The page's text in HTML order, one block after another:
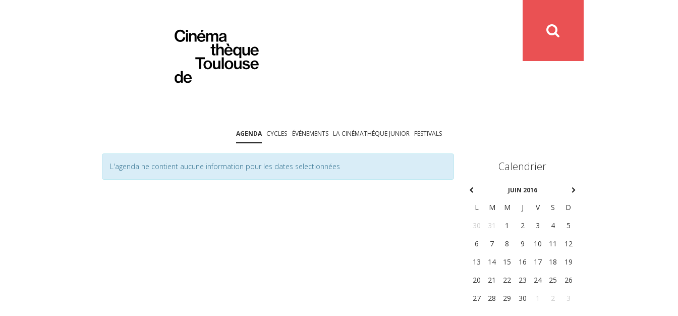
AGENDA CYCLES ÉVÉNEMENTS LA CINÉMATHÈQUE JUNIOR FESTIVALS
L'agenda ne contient aucune information pour les dates selectionnées Calendrier
JUIN 2016
L M M J V S
D
30
31 1 2 3 4
5
6
7 8 9 10 11
12
13
14 15 16 17 18
19
20
21 22 23 24 25
26
27
28 29 30 1 2 3